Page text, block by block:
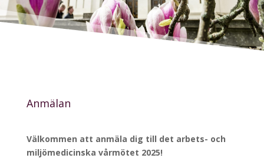
Anmälan
Välkommen att anmäla dig till det arbets- och
miljömedicinska vårmötet 2025!